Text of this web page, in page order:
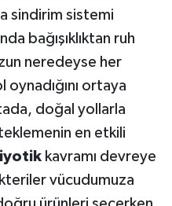
sindirim sistemi
bağışıklıktan ruh
neredeyse her
ortaya
doğal yollarla
en etkili
kavramı devreye
vücudumuza